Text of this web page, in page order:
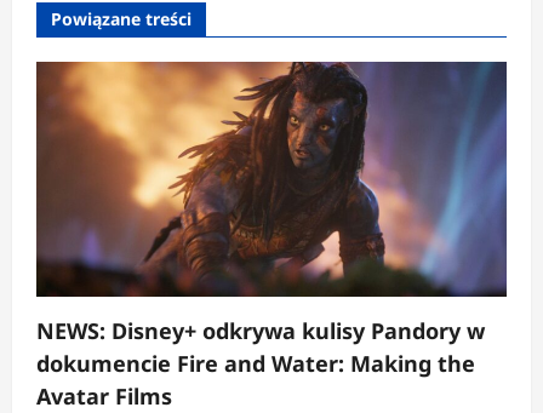
Powiązane treści
NEWS: Disney+ odkrywa kulisy Pandory w
dokumencie Fire and Water: Making the
Avatar Films